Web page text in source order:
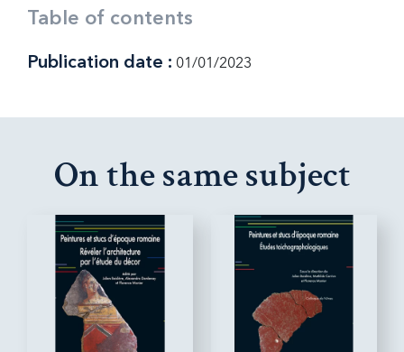
Table of contents
Publication date : 01/01/2023
On the same subject